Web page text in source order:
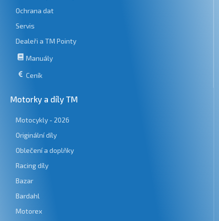
Ochrana dat
Servis
Dealeři a TM Pointy
Manuály
Ceník
Motorky a díly TM
Motocykly - 2026
Originální díly
Oblečení a doplňky
Racing díly
Bazar
Bardahl
Motorex